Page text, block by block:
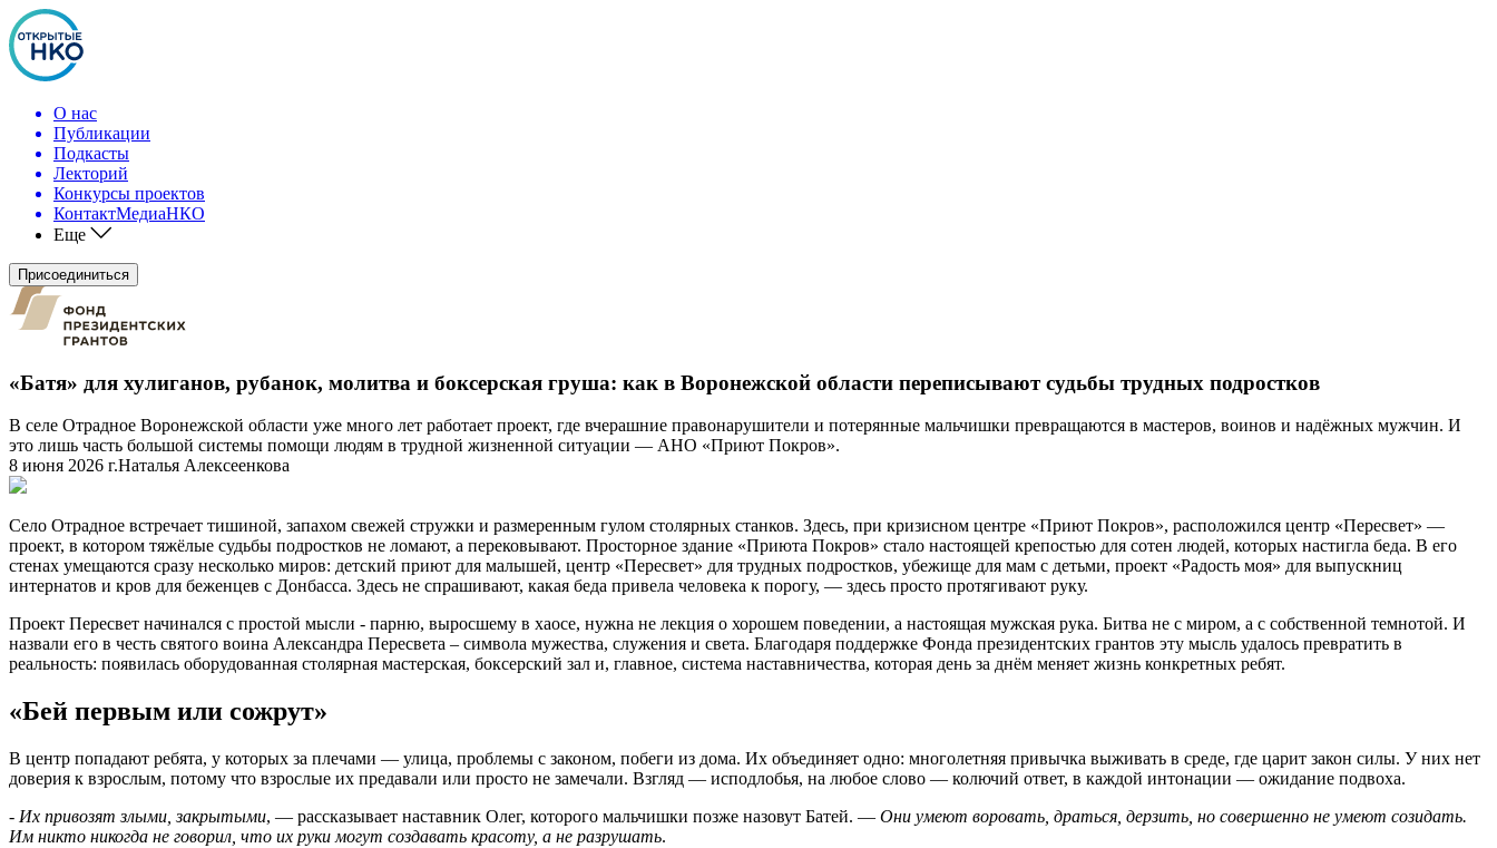
О нас
Публикации
Подкасты
Лекторий
Конкурсы проектов
КонтактМедиаНКО
Еще
Присоединиться
«Батя» для хулиганов, рубанок, молитва и боксерская груша: как в Воронежской области переписывают судьбы трудных подростков
В селе Отрадное Воронежской области уже много лет работает проект, где вчерашние правонарушители и потерянные мальчишки превращаются в мастеров, воинов и надёжных мужчин. И
это лишь часть большой системы помощи людям в трудной жизненной ситуации — АНО «Приют Покров».
8 июня 2026 г.Наталья Алексеенкова
Село Отрадное встречает тишиной, запахом свежей стружки и размеренным гулом столярных станков. Здесь, при кризисном центре «Приют Покров», расположился центр «Пересвет» —
проект, в котором тяжёлые судьбы подростков не ломают, а перековывают. Просторное здание «Приюта Покров» стало настоящей крепостью для сотен людей, которых настигла беда. В его
стенах умещаются сразу несколько миров: детский приют для малышей, центр «Пересвет» для трудных подростков, убежище для мам с детьми, проект «Радость моя» для выпускниц
интернатов и кров для беженцев с Донбасса. Здесь не спрашивают, какая беда привела человека к порогу, — здесь просто протягивают руку.
Проект Пересвет начинался с простой мысли - парню, выросшему в хаосе, нужна не лекция о хорошем поведении, а настоящая мужская рука. Битва не с миром, а с собственной темнотой. И
назвали его в честь святого воина Александра Пересвета – символа мужества, служения и света. Благодаря поддержке Фонда президентских грантов эту мысль удалось превратить в
реальность: появилась оборудованная столярная мастерская, боксерский зал и, главное, система наставничества, которая день за днём меняет жизнь конкретных ребят.
«Бей первым или сожрут»
В центр попадают ребята, у которых за плечами — улица, проблемы с законом, побеги из дома. Их объединяет одно: многолетняя привычка выживать в среде, где царит закон силы. У них нет
доверия к взрослым, потому что взрослые их предавали или просто не замечали. Взгляд — исподлобья, на любое слово — колючий ответ, в каждой интонации — ожидание подвоха.
- Их привозят злыми, закрытыми, — рассказывает наставник Олег, которого мальчишки позже назовут Батей. — Они умеют воровать, драться, дерзить, но совершенно не умеют созидать.
Им никто никогда не говорил, что их руки могут создавать красоту, а не разрушать.